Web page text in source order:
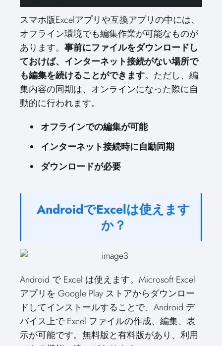
スマホ版Excelアプリや互換アプリの中には、
オフライン環境でも編集作業が可能なものが
あります。 事前にファイルをダウンロードし
ておけば、インターネット接続がない場所で
も編集を続けることができます。ただし、編
集内容の同期は、オンラインになった際に自
動的に行われます。
オフラインでの編集が可能
インターネット接続時に自動同期
ダウンロードが必要
AndroidでExcelは使えます
か？
Android で Excel は使えます。Microsoft Excel
アプリを Google Play ストアからダウンロー
ドしてインストールすることで、Android デ
バイス上で Excel ファイルの作成、編集、表
示が可能です。無料版と有料版があり、利用